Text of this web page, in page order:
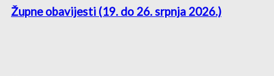
Župne obavijesti (19. do 26. srpnja 2026.)